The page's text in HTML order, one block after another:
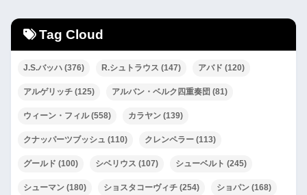
Tag Cloud
J.S.バッハ (376) R.シュトラウス (147) アバド (120)
アルゲリッチ (125) アルバン・ベルク四重奏団 (81)
ウィーン・フィル(558) カラヤン (139)
クナッパーツブッシュ (110) クレンペラー (113)
グールド (100) シベリウス (107) シューベルト (245)
シューマン (180) ショスタコーヴィチ (254) ショパン (168)